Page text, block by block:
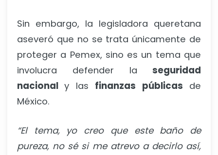
Sin embargo, la legisladora queretana
aseveró que no se trata únicamente de
proteger a Pemex, sino es un tema que
involucra defender la seguridad
nacionaly las finanzas públicas de
México.
“El tema, yo creo que este baño de
pureza, no sé si me atrevo a decirlo así,